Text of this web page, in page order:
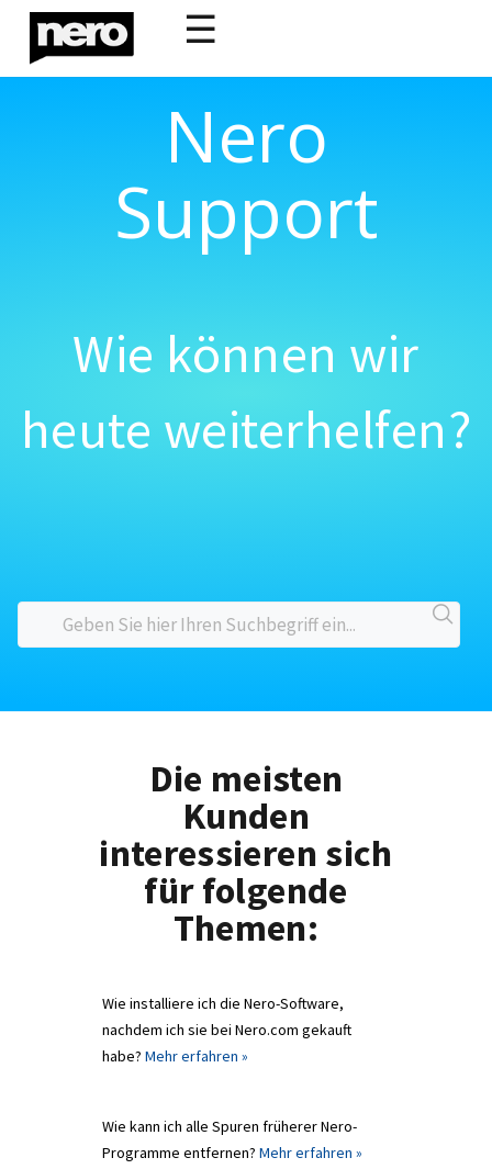
☰
Nero
Support
Wie können wir
heute weiterhelfen?
Die meisten
Kunden
interessieren sich
für folgende
Themen:
Wie installiere ich die Nero-Software,
nachdem ich sie bei Nero.com gekauft
habe? Mehr erfahren »
Wie kann ich alle Spuren früherer Nero-
Programme entfernen? Mehr erfahren »